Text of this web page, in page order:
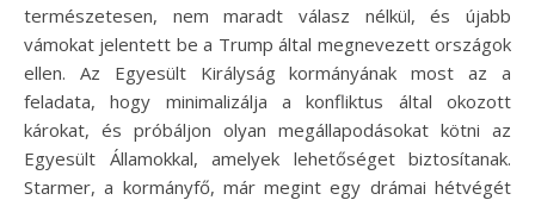
természetesen, nem maradt válasz nélkül, és újabb
vámokat jelentett be a Trump által megnevezett országok
ellen. Az Egyesült Királyság kormányának most az a
feladata, hogy minimalizálja a konfliktus által okozott
károkat, és próbáljon olyan megállapodásokat kötni az
Egyesült Államokkal, amelyek lehetőséget biztosítanak.
Starmer, a kormányfő, már megint egy drámai hétvégét